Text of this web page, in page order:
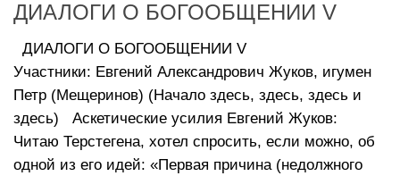
ДИАЛОГИ О БОГООБЩЕНИИ V
ДИАЛОГИ О БОГООБЩЕНИИ V
Участники: Евгений Александрович Жуков, игумен
Петр (Мещеринов) (Начало здесь, здесь, здесь и
здесь) Аскетические усилия Евгений Жуков:
Читаю Терстегена, хотел спросить, если можно, об
одной из его идей: «Первая причина (недолжного